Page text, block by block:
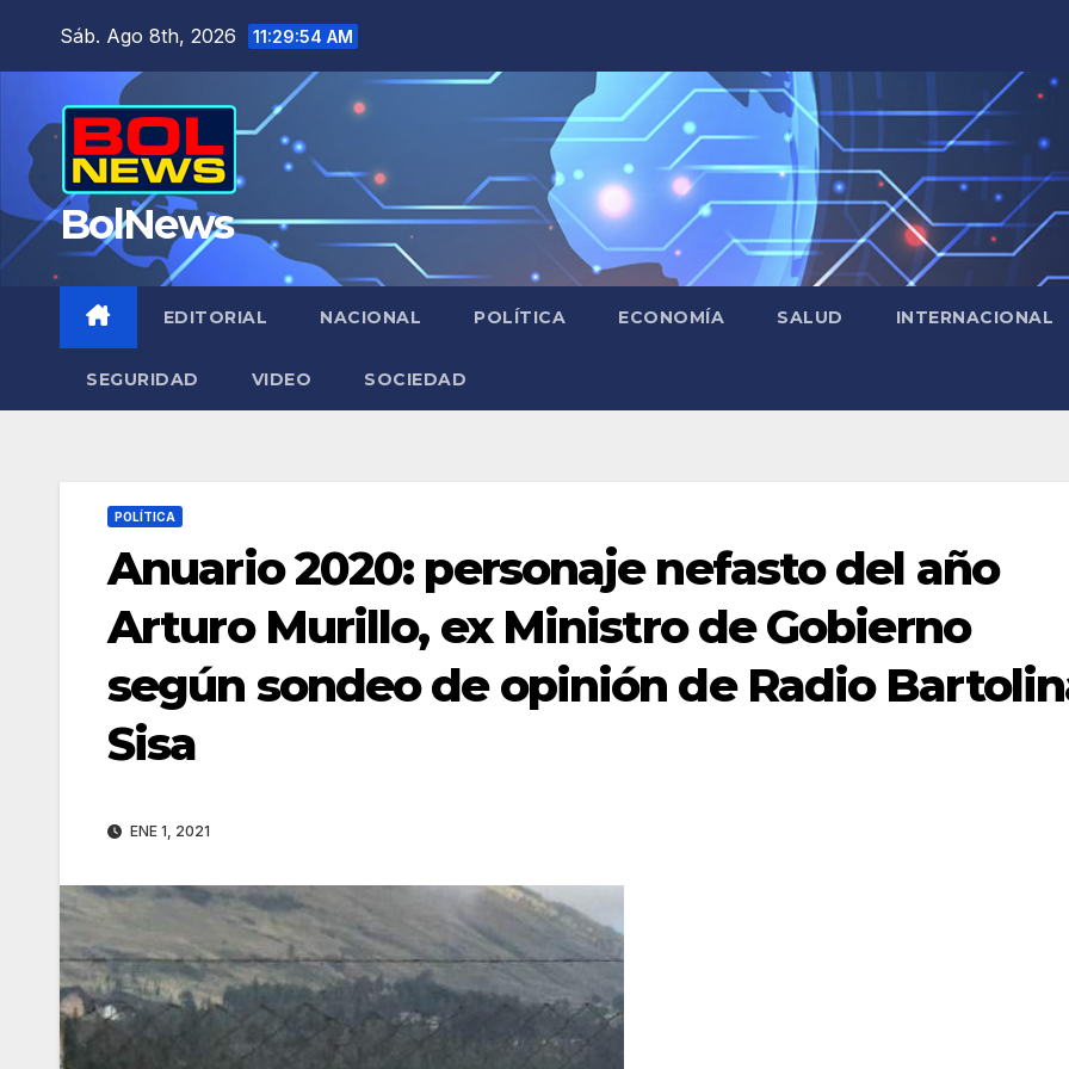
Sáb. Ago 8th, 2026 11:29:55 AM
BolNews
EDITORIAL NACIONAL POLÍTICA ECONOMÍA SALUD INTERNACIONAL
SEGURIDAD VIDEO SOCIEDAD
POLÍTICA
Anuario 2020: personaje nefasto del año
Arturo Murillo, ex Ministro de Gobierno
según sondeo de opinión de Radio
Sisa
ENE 1, 2021